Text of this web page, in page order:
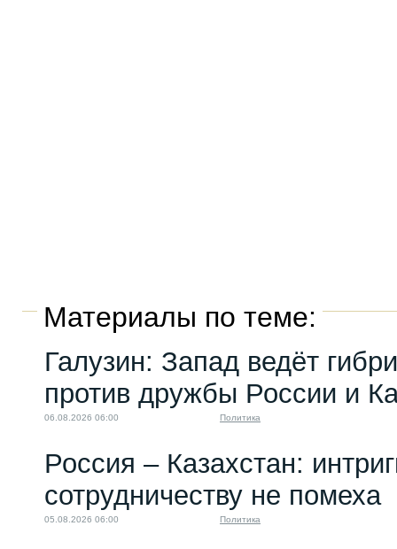
Материалы по теме:
Галузин: Запад ведёт
против дружбы России и
06.08.2026 06:00 Политика
Россия – Казахстан:
сотрудничеству не помеха
05.08.2026 06:00 Политика